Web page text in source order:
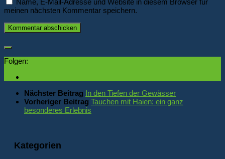
Name, E-Mail-Adresse und Website in diesem Browser für
meinen nächsten Kommentar speichern.
Folgen:
Nächster Beitrag In den Tiefen der Gewässer
Vorheriger Beitrag Tauchen mit Haien: ein ganz
besonderes Erlebnis
Kategorien